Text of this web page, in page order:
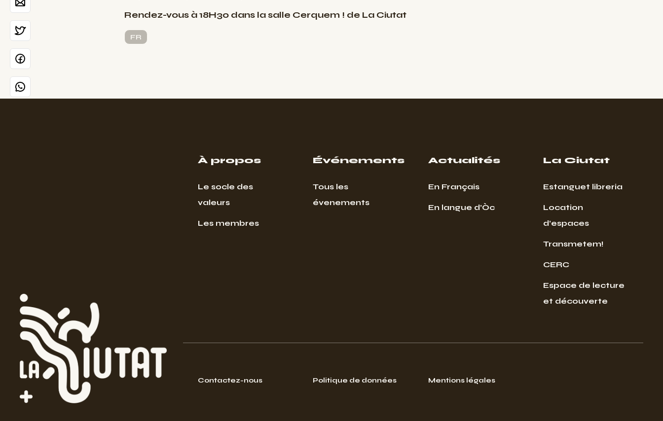
Rendez-vous à 18H30 dans la salle Cerquem ! de La Ciutat
FR
À propos
Le socle des
valeurs
Les membres
Événements
Tous les
évenements
Actualités
En Français
En langue d’Òc
La Ciutat
Estanguet libreria
Location
d’espaces
Transmetem!
CERC
Espace de lecture
et découverte
Contactez-nous Politique de données Mentions légales